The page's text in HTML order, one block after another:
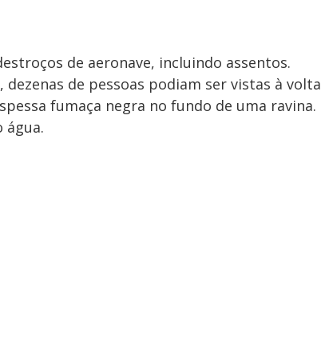
de aeronave, incluindo assentos.
de pessoas podiam ser vistas à volta
fumaça negra no fundo de uma ravina.
água.